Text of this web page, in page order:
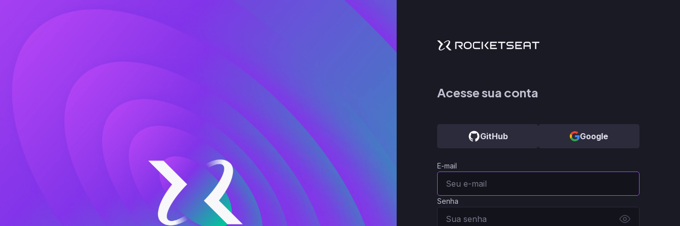
Acesse sua conta
GitHub Google
E-mail
Senha